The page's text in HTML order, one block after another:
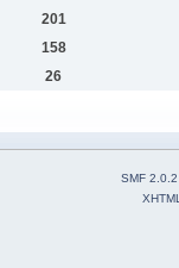
201
158
26
SMF 2.0.2